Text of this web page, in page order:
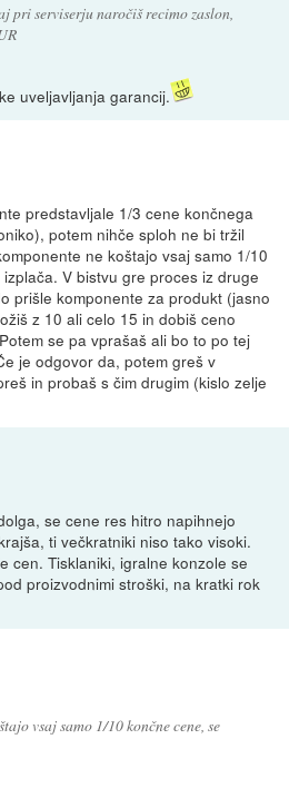
pri serviserju naročiš recimo zaslon,
uveljavljanja garancij.
predstavljale 1/3 cene končnega
potem nihče sploh ne bi tržil
ne koštajo vsaj samo 1/10
V bistvu gre proces iz druge
prišle komponente za produkt (jasno
z 10 ali celo 15 in dobiš ceno
se pa vprašaš ali bo to po tej
je odgovor da, potem greš v
in probaš s čim drugim (kislo zelje
se cene res hitro napihnejo
ti večkratniki niso tako visoki.
cen. Tisklaniki, igralne konzole se
proizvodnimi stroški, na kratki rok
vsaj samo 1/10 končne cene, se